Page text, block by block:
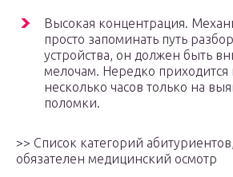
Высокая концентрация.
просто запоминать путь
устройства, он должен быть
мелочам. Нередко приходится
несколько часов только на
поломки.
>> Список категорий
обязателен медицинский осмотр